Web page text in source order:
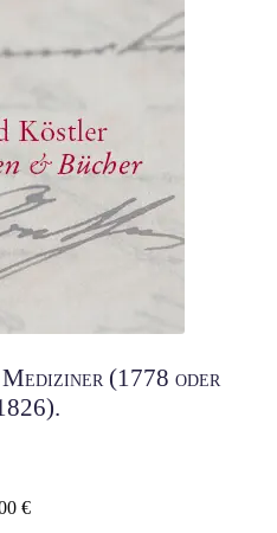
(1778 oder
€